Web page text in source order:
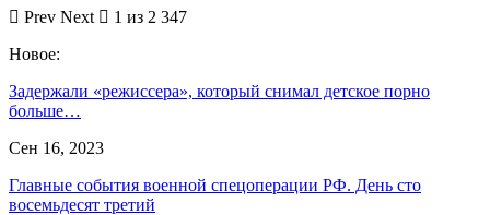
Prev Next
1 из 2 347
Новое:
Задержали «режиссера», который снимал детское порно
больше…
Сен 16, 2023
Главные события военной спецоперации РФ. День сто
восемьдесят третий